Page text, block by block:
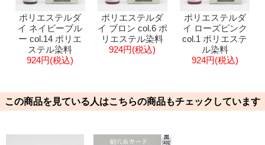
ポリエステルダ
イ ネイビーブル
ー col.14 ポリエ
ステル染料
924円(税込)
ポリエステルダ
イ ブロン col.6 ポ
リエステル染料
924円(税込)
ポリエステルダ
イ ローズピンク
col.1 ポリエステ
ル染料
924円(税込)
この商品を見ている人はこちらの商品もチェックしています